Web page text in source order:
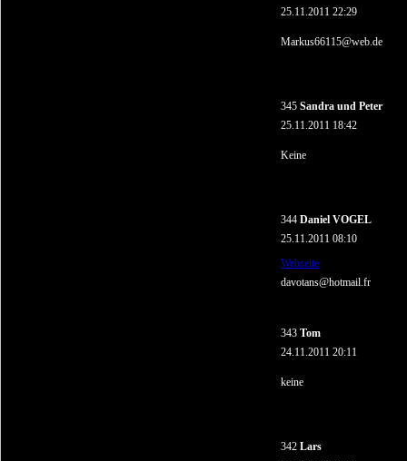
25.11.2011 22:29
Markus66115@web.de
345 Sandra und Peter
25.11.2011 18:42
Keine
344 Daniel VOGEL
25.11.2011 08:10
Webseite
davotans@hotmail.fr
343 Tom
24.11.2011 20:11
keine
342 Lars